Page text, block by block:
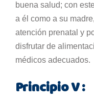
buena salud; con
a él como a su
atención prenatal y
disfrutar de
médicos adecuados.
Principio V :